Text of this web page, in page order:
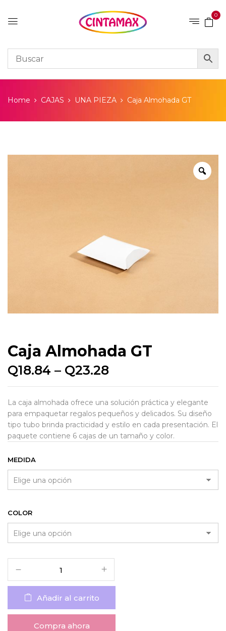
0
Home CAJAS UNA PIEZA Caja Almohada GT
Caja Almohada GT
Q18.84 – Q23.28
La caja almohada ofrece una solución práctica y elegante
para empaquetar regalos pequeños y delicados. Su diseño
tipo tubo brinda practicidad y estilo en cada presentación. El
paquete contiene 6 cajas de un tamaño y color.
MEDIDA
COLOR
Añadir al carrito
Compra ahora